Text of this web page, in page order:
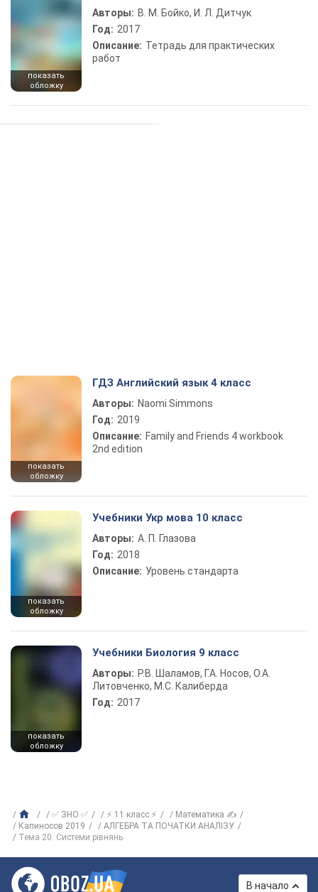
показать
обложку
Авторы: В. М. Бойко, И. Л. Дитчук
Год: 2017
Описание: Тетрадь для практических
работ
показать
обложку
ГДЗ Английский язык 4 класс
Авторы: Naomi Simmons
Год: 2019
Описание: Family and Friends 4 workbook
2nd edition
показать
обложку
Учебники Укр мова 10 класс
Авторы: А. П. Глазова
Год: 2018
Описание: Уровень стандарта
показать
обложку
Учебники Биология 9 класс
Авторы: Р.В. Шаламов, Г.А. Носов, О.А.
Литовченко, М.С. Калиберда
Год: 2017
✅ ЗНО ✅ ⚡ 11 класс ⚡
Математика ✍
Капиносов 2019
АЛГЕБРА ТА ПОЧАТКИ АНАЛІЗУ
Тема 20. Системи рівнянь
В начало